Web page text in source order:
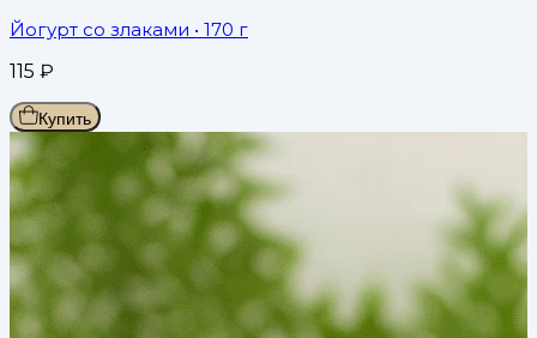
Йогурт со злаками • 170 г
115 ₽
Купить